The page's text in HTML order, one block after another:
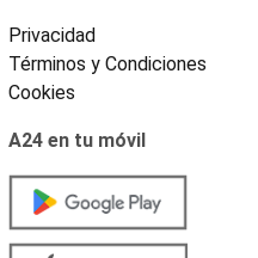
Privacidad
Términos y Condiciones
Cookies
A24 en tu móvil